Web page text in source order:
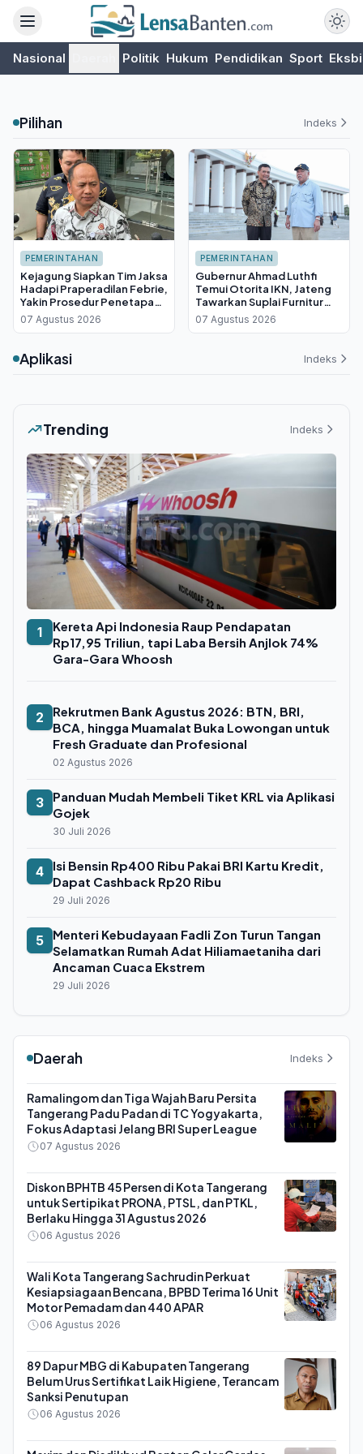
Nasional Politik Hukum Pendidikan Sport
Pilihan Indeks
PEMERINTAHAN
Kejagung Siapkan Tim Jaksa
Hadapi Praperadilan Febrie,
Yakin Prosedur Penetapan
Tersangka Sah
07 Agustus 2026
PEMERINTAHAN
Gubernur Ahmad Luthfi
Temui Otorita IKN, Jateng
Tawarkan Suplai Furnitur
Hingga Insentif Fiskal
07 Agustus 2026
Aplikasi Indeks
Trending Indeks
1
Kereta Api Indonesia Raup Pendapatan
Rp17,95 Triliun, tapi Laba Bersih Anjlok 74%
Gara-Gara Whoosh
2
Rekrutmen Bank Agustus 2026: BTN, BRI,
BCA, hingga Muamalat Buka Lowongan untuk
Fresh Graduate dan Profesional
02 Agustus 2026
3
Panduan Mudah Membeli Tiket KRL via Aplikasi
Gojek
30 Juli 2026
4
Isi Bensin Rp400 Ribu Pakai BRI Kartu Kredit,
Dapat Cashback Rp20 Ribu
29 Juli 2026
5
Menteri Kebudayaan Fadli Zon Turun Tangan
Selamatkan Rumah Adat Hiliamaetaniha dari
Ancaman Cuaca Ekstrem
29 Juli 2026
Daerah Indeks
Ramalingom dan Tiga Wajah Baru Persita
Tangerang Padu Padan di TC Yogyakarta,
Fokus Adaptasi Jelang BRI Super League
07 Agustus 2026
Diskon BPHTB 45 Persen di Kota Tangerang
untuk Sertipikat PRONA, PTSL, dan PTKL,
Berlaku Hingga 31 Agustus 2026
06 Agustus 2026
Wali Kota Tangerang Sachrudin Perkuat
Kesiapsiagaan Bencana, BPBD Terima 16 Unit
Motor Pemadam dan 440 APAR
06 Agustus 2026
89 Dapur MBG di Kabupaten Tangerang
Belum Urus Sertifikat Laik Higiene, Terancam
Sanksi Penutupan
06 Agustus 2026